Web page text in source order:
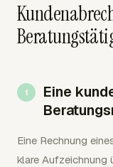
Eine
Eine Rechnung
klare Aufzeichnung